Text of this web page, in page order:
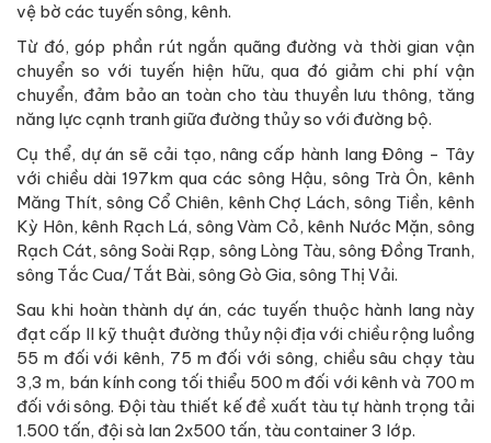
vệ bờ các tuyến sông, kênh.
Từ đó, góp phần rút ngắn quãng đường và thời gian vận
chuyển so với tuyến hiện hữu, qua đó giảm chi phí vận
chuyển, đảm bảo an toàn cho tàu thuyền lưu thông, tăng
năng lực cạnh tranh giữa đường thủy so với đường bộ.
Cụ thể, dự án sẽ cải tạo, nâng cấp hành lang Đông - Tây
với chiều dài 197km qua các sông Hậu, sông Trà Ôn, kênh
Măng Thít, sông Cổ Chiên, kênh Chợ Lách, sông Tiền, kênh
Kỳ Hôn, kênh Rạch Lá, sông Vàm Cỏ, kênh Nước Mặn, sông
Rạch Cát, sông Soài Rạp, sông Lòng Tàu, sông Đồng Tranh,
sông Tắc Cua/Tắt Bài, sông Gò Gia, sông Thị Vải.
Sau khi hoàn thành dự án, các tuyến thuộc hành lang này
đạt cấp II kỹ thuật đường thủy nội địa với chiều rộng luồng
55 m đối với kênh, 75 m đối với sông, chiều sâu chạy tàu
3,3 m, bán kính cong tối thiểu 500 m đối với kênh và 700 m
đối với sông. Đội tàu thiết kế đề xuất tàu tự hành trọng tải
1.500 tấn, đội sà lan 2x500 tấn, tàu container 3 lớp.